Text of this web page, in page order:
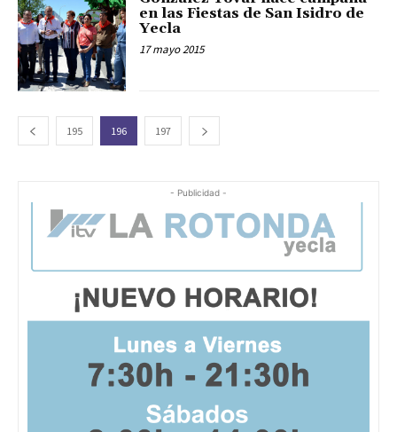
en las Fiestas de San Isidro de
Yecla
17 mayo 2015
195 196 197
- Publicidad -